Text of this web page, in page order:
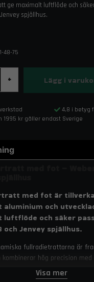
ge maximalt luftflöde och
spjällhus.
48-75
+ Lägg i
4,8 i betyg
1995 kr gäller endast Sverige
med fot är
och
luftflöde och säker
och Jenvey spjällhus.
fullradietrattarna är
kombinerar hög precision
vare foten sitter tratten
risken för att lossna under
Visa mer